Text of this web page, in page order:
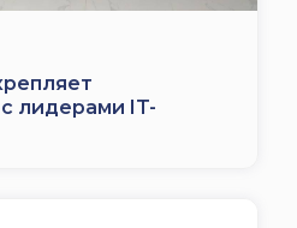
лидерами IT-